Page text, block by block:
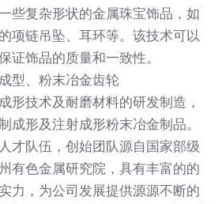
些复杂形状的金属珠宝饰品，如
项链吊坠、耳环等。该技术可以
证饰品的质量和一致性。
型、粉末冶金齿轮
形技术及耐磨材料的研发制造，
成形及注射成形粉末冶金制品。
才队伍，创始团队源自国家部级
色金属研究院，具有丰富的的
力，为公司发展提供源源不断的